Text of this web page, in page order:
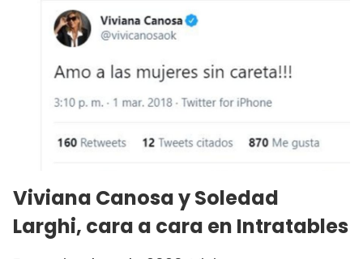
Viviana Canosa y Soledad
Larghi, cara a cara en Intratables